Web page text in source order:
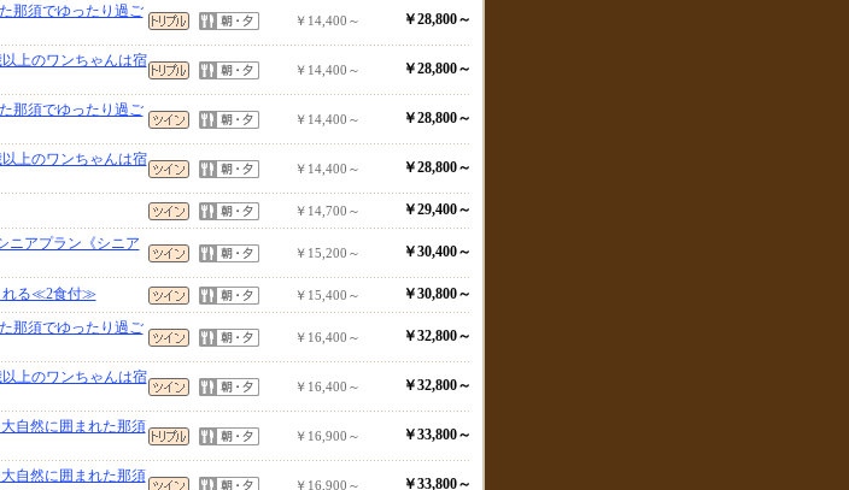
那須でゆったり過ご
￥14,400～ ￥28,800～
上のワンちゃんは宿
￥14,400～ ￥28,800～
那須でゆったり過ご
￥14,400～ ￥28,800～
上のワンちゃんは宿
￥14,400～ ￥28,800～
￥14,700～
￥29,400～
ニアプラン《シニア
￥15,200～ ￥30,400～
れる≪2食付≫ ￥15,400～
￥30,800～
那須でゆったり過ご
￥16,400～ ￥32,800～
上のワンちゃんは宿
￥16,400～ ￥32,800～
自然に囲まれた那須
￥16,900～ ￥33,800～
自然に囲まれた那須
￥16,900～ ￥33,800～